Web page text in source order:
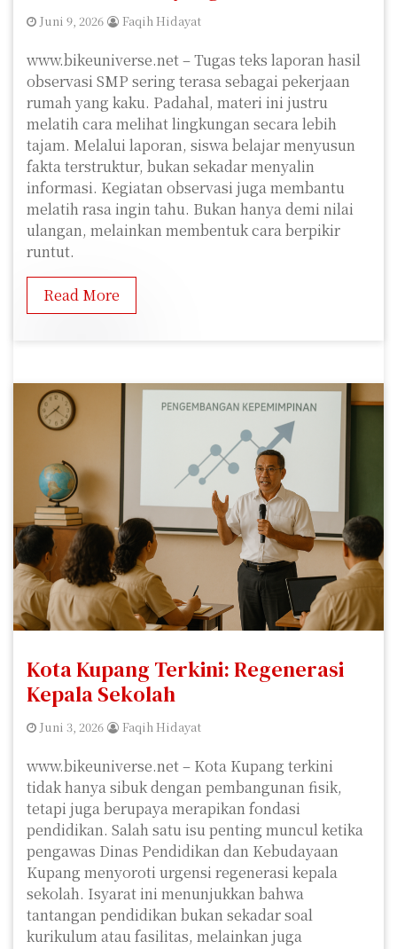
Juni 9, 2026 Faqih Hidayat
www.bikeuniverse.net – Tugas teks laporan hasil
observasi SMP sering terasa sebagai pekerjaan
rumah yang kaku. Padahal, materi ini justru
melatih cara melihat lingkungan secara lebih
tajam. Melalui laporan, siswa belajar menyusun
fakta terstruktur, bukan sekadar menyalin
informasi. Kegiatan observasi juga membantu
melatih rasa ingin tahu. Bukan hanya demi nilai
ulangan, melainkan membentuk cara berpikir
runtut.
Read More
Kota Kupang Terkini: Regenerasi
Kepala Sekolah
Juni 3, 2026 Faqih Hidayat
www.bikeuniverse.net – Kota Kupang terkini
tidak hanya sibuk dengan pembangunan fisik,
tetapi juga berupaya merapikan fondasi
pendidikan. Salah satu isu penting muncul ketika
pengawas Dinas Pendidikan dan Kebudayaan
Kupang menyoroti urgensi regenerasi kepala
sekolah. Isyarat ini menunjukkan bahwa
tantangan pendidikan bukan sekadar soal
kurikulum atau fasilitas, melainkan juga